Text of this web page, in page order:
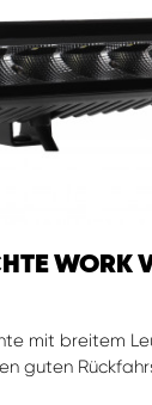
WORK
mit breitem
guten